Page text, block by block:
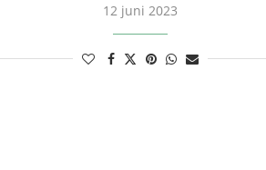
12 juni 2023